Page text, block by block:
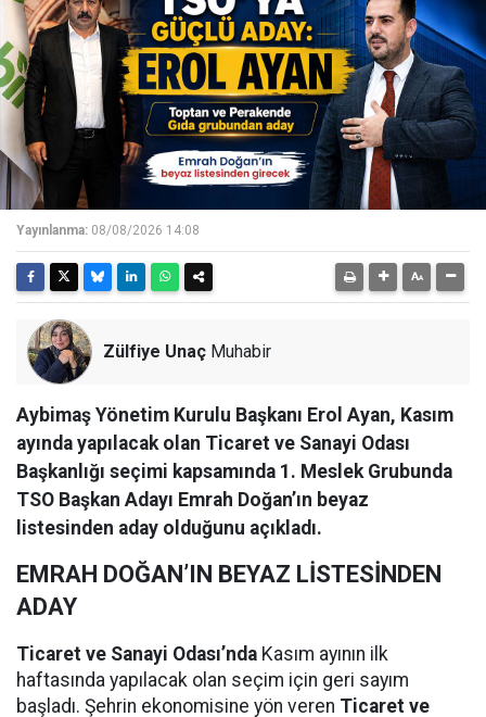
Yayınlanma: 08/08/2026 14:08
Zülfiye Unaç Muhabir
Aybimaş Yönetim Kurulu Başkanı Erol Ayan, Kasım
ayında yapılacak olan Ticaret ve Sanayi Odası
Başkanlığı seçimi kapsamında 1. Meslek Grubunda
TSO Başkan Adayı Emrah Doğan’ın beyaz
listesinden aday olduğunu açıkladı.
EMRAH DOĞAN’IN BEYAZ LİSTESİNDEN
ADAY
Ticaret ve Sanayi Odası’nda Kasım ayının ilk
haftasında yapılacak olan seçim için geri sayım
başladı. Şehrin ekonomisine yön veren Ticaret ve